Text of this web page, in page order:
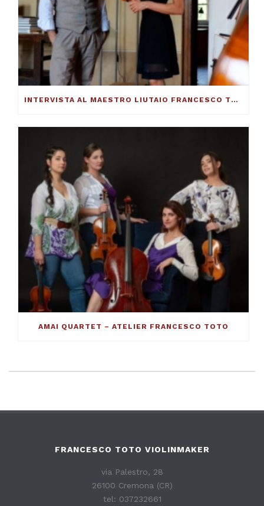
INTERVISTA AL MAESTRO LIUTAIO FRANCESCO TOTO: ECCO COME SI COSTRUISCE UN VIOLINO ECCELLENTE
AMAI QUARTET – ATELIER FRANCESCO TOTO
FRANCESCO TOTO VIOLINMAKER
via Palestro, 28
26100 Cremona (CR)
tel: 037232661